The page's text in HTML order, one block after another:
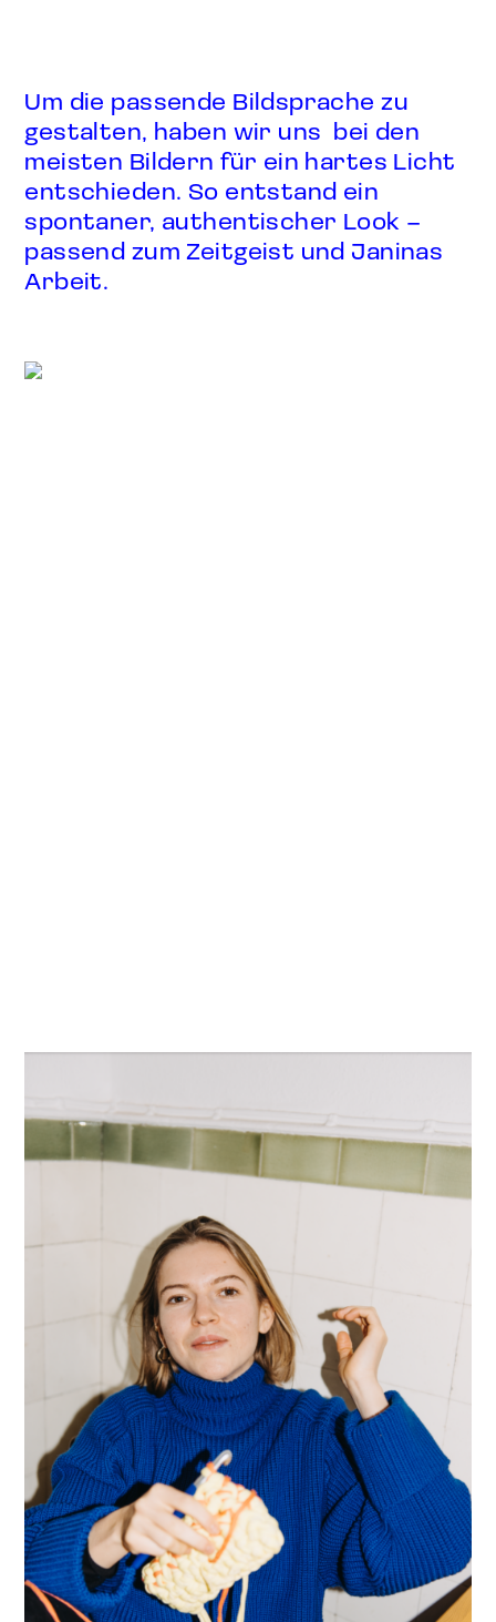
Um die passende Bildsprache zu
gestalten, haben wir uns bei den
meisten Bildern für ein hartes Licht
entschieden. So entstand ein
spontaner, authentischer Look –
passend zum Zeitgeist und Janinas
Arbeit.